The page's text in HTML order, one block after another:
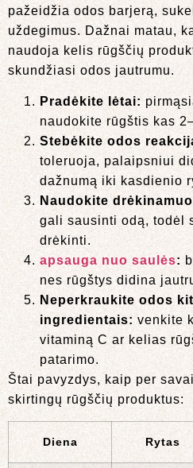
pažeidžia odos barjerą,
uždegimus. Dažnai matau,
naudoja kelis rūgščių
skundžiasi odos jautrumu.
Pradėkite lėtai:
naudokite rūgštis kas
Stebėkite odos
toleruoja, palaipsniui
dažnumą iki kasdienio
Naudokite
gali sausinti odą, todėl
drėkinti.
apsauga nuo saulės:
nes rūgštys didina
Neperkraukite odos
ingredientais: venkite
vitaminą C ar kelias
patarimo.
Štai pavyzdys, kaip per
skirtingų rūgščių produktus:
Diena Rytas